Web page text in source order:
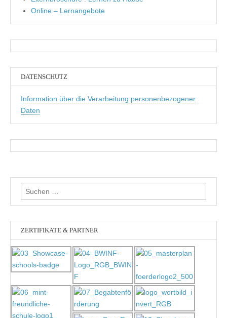
Online – Lernangebote
DATENSCHUTZ
Information über die Verarbeitung personenbezogener
Daten
Suchen
nach:
ZERTIFIKATE & PARTNER